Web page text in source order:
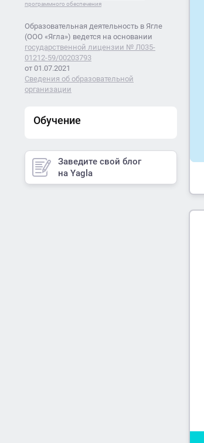
программного обеспечения
Образовательная деятельность в Ягле
(ООО «Ягла») ведется на основании
государственной лицензии № Л035-
01212-59/00203793
от 01.07.2021
Сведения об образовательной
организации
Обучение
Заведите свой блог
на Yagla